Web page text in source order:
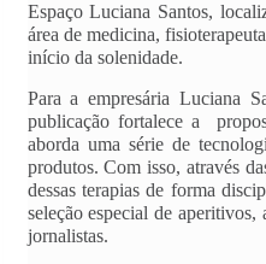
Espaço Luciana Santos,
área de medicina,
início da solenidade.
Para a empresária Luciana
publicação fortalece a
aborda uma série de
produtos. Com isso, através
dessas terapias de forma
seleção especial de
jornalistas.